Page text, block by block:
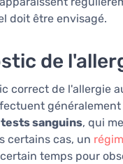
doit être envisagé.
de
correct de l'allergie
généralement
tests sanguins, qui
certains cas, un
temps pour